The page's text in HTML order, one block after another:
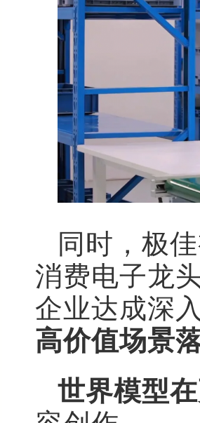
同时，极
消费电子龙
企业达成深
高价值场景
世界模型